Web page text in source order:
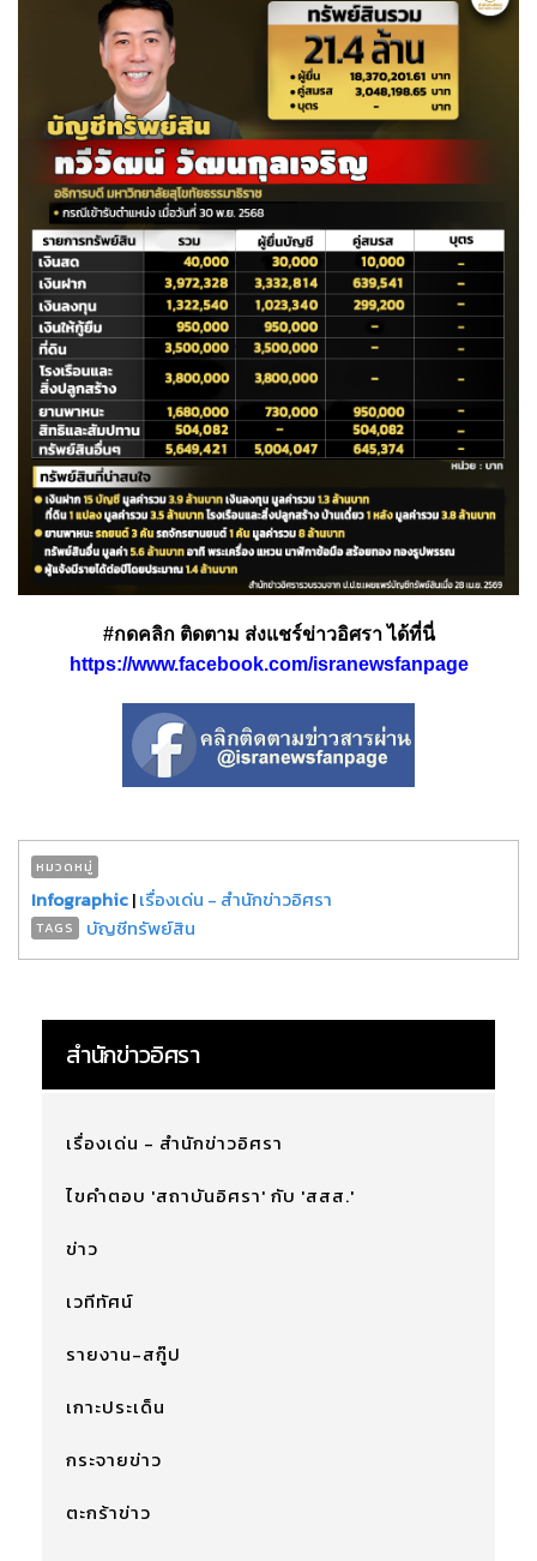
#กดคลิก ติดตาม ส่งแชร์ข่าวอิศรา ได้ที่นี่
https://www.facebook.com/isranewsfanpage
หมวดหมู่
Infographic|เรื่องเด่น - สำนักข่าวอิศรา
TAGS บัญชีทรัพย์สิน
สำนักข่าวอิศรา
เรื่องเด่น - สำนักข่าวอิศรา
ไขคำตอบ 'สถาบันอิศรา' กับ 'สสส.'
ข่าว
เวทีทัศน์
รายงาน-สกู๊ป
เกาะประเด็น
กระจายข่าว
ตะกร้าข่าว